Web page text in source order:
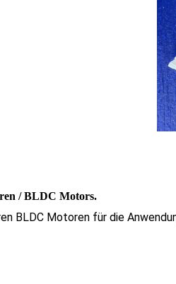
/ BLDC Motors.
BLDC Motoren für die